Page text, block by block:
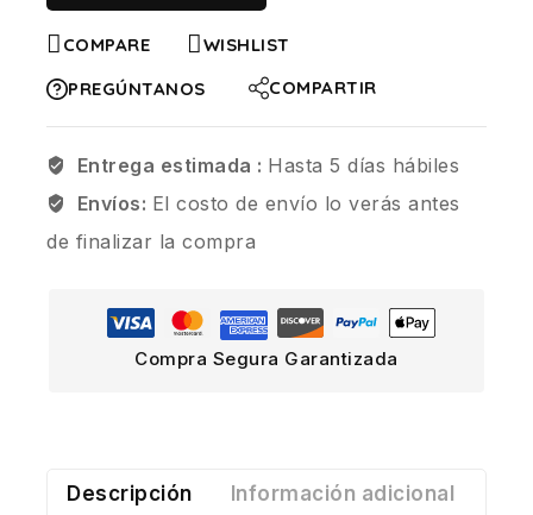
COMPARE
WISHLIST
PREGÚNTANOS
COMPARTIR
Entrega estimada : Hasta 5 días hábiles
Envíos: El costo de envío lo verás antes
de finalizar la compra
Compra Segura Garantizada
Descripción Información adicional